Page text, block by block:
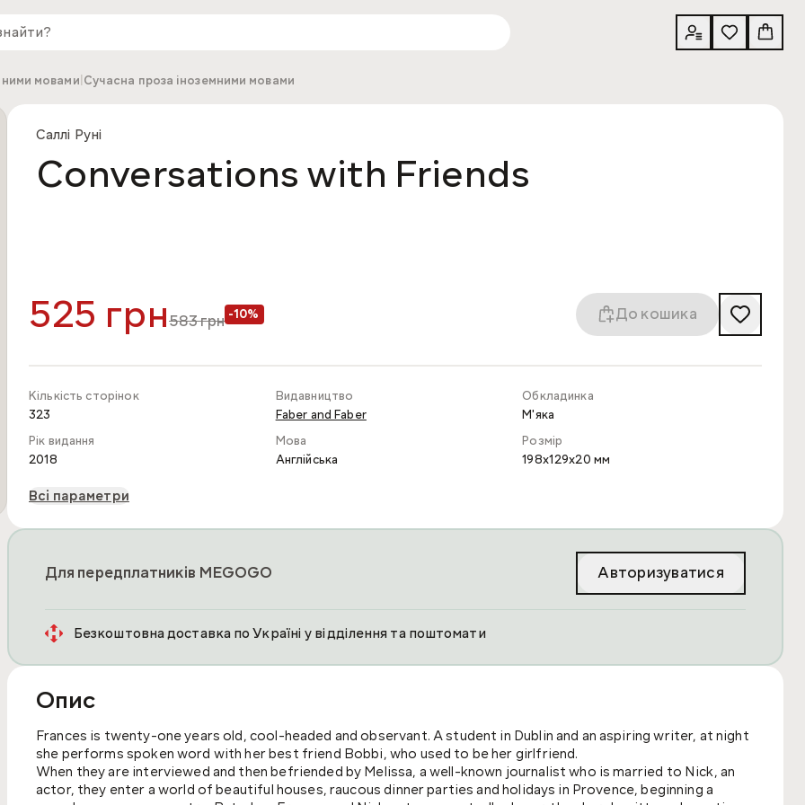
мовами Сучасна проза іноземними мовами
Саллі Руні
Conversations with Friends
525 грн583грн -10% До кошика
Кількість сторінок
323
Видавництво
Faber and Faber
Обкладинка
М'яка
Рік видання
2018
Мова
Англійська
Розмір
198x129x20 мм
Всі параметри
Для передплатників MEGOGO Авторизуватися
Безкоштовна доставка по Україні у відділення та поштомати
Опис
Frances is twenty-one years old, cool-headed and observant. A student in Dublin and an aspiring writer, at night
she performs spoken word with her best friend Bobbi, who used to be her girlfriend.
When they are interviewed and then befriended by Melissa, a well-known journalist who is married to Nick, an
actor, they enter a world of beautiful houses, raucous dinner parties and holidays in Provence, beginning a